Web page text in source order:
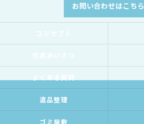
お問い合わせはこちら
遺品整理
ゴミ屋敷